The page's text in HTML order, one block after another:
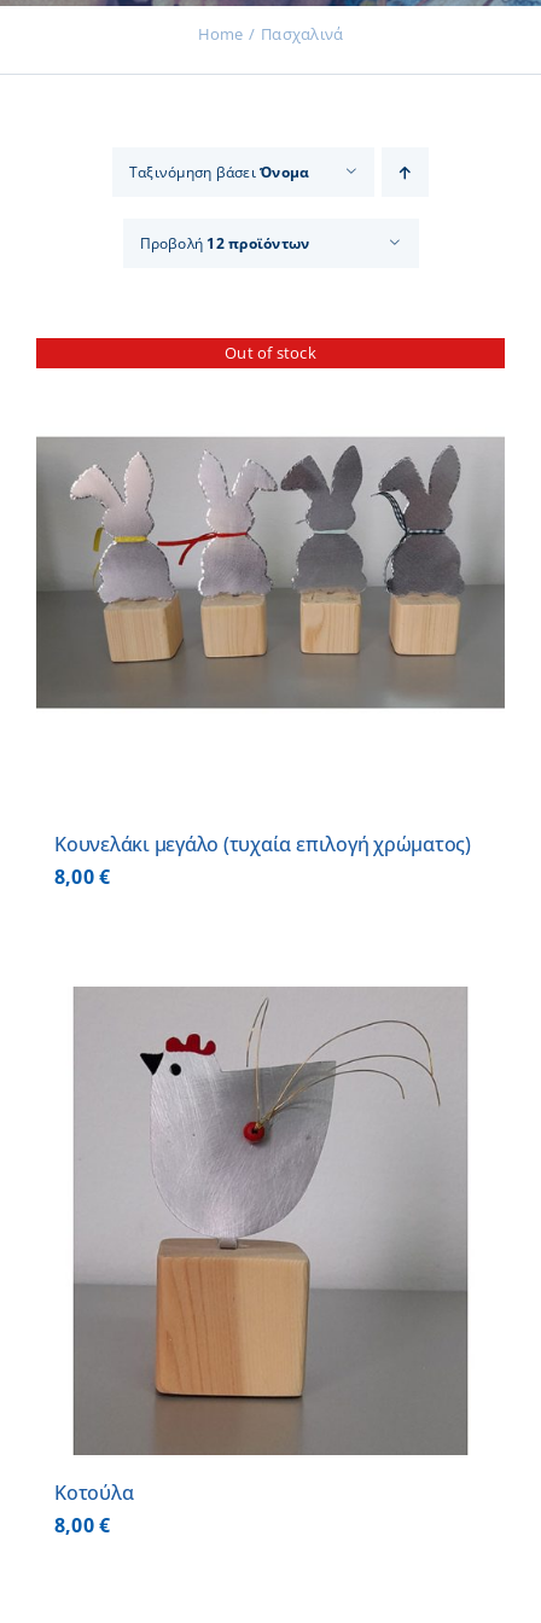
Εισφορές
Home Πασχαλινά
Ταξινόμηση βάσειΌνομα
Προβολή 12 προϊόντων
Out of stock
Κουνελάκι μεγάλο (τυχαία επιλογή χρώματος)
8,00€
Κοτούλα
8,00€